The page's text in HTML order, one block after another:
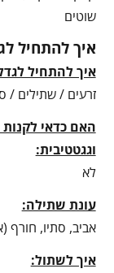
שוטים
איך להתחיל
איך להתחיל
זרעים / שתילים /
האם כדאי
וגגטטיבית:
לא
עונת שתילה:
אביב, סתיו,
איך לשתול: